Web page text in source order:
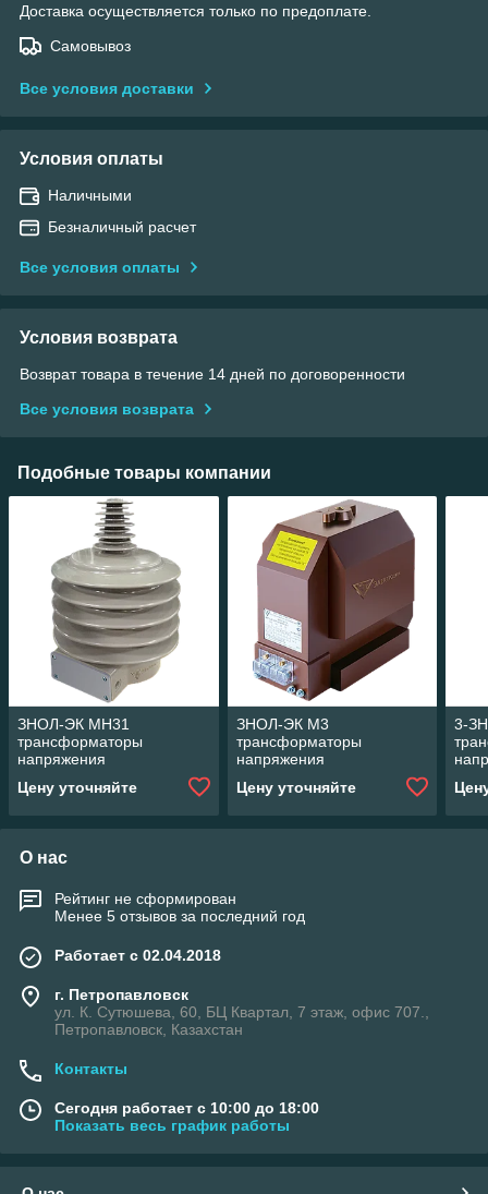
Доставка осуществляется только по предоплате.
Самовывоз
Все условия доставки
Условия оплаты
Наличными
Безналичный расчет
Все условия оплаты
Условия возврата
Возврат товара в течение 14 дней по договоренности
Все условия возврата
Подобные товары компании
ЗНОЛ-ЭК МН31
трансформаторы
напряжения
Цену уточняйте
ЗНОЛ-ЭК М3
трансформаторы
напряжения
Цену уточняйте
3-
О нас
Рейтинг не сформирован
Менее 5 отзывов за последний год
Работает с 02.04.2018
г. Петропавловск
ул. К. Сутюшева, 60, БЦ Квартал, 7 этаж, офис 707.,
Петропавловск, Казахстан
Контакты
Сегодня работает с 10:00 до 18:00
Показать весь график работы